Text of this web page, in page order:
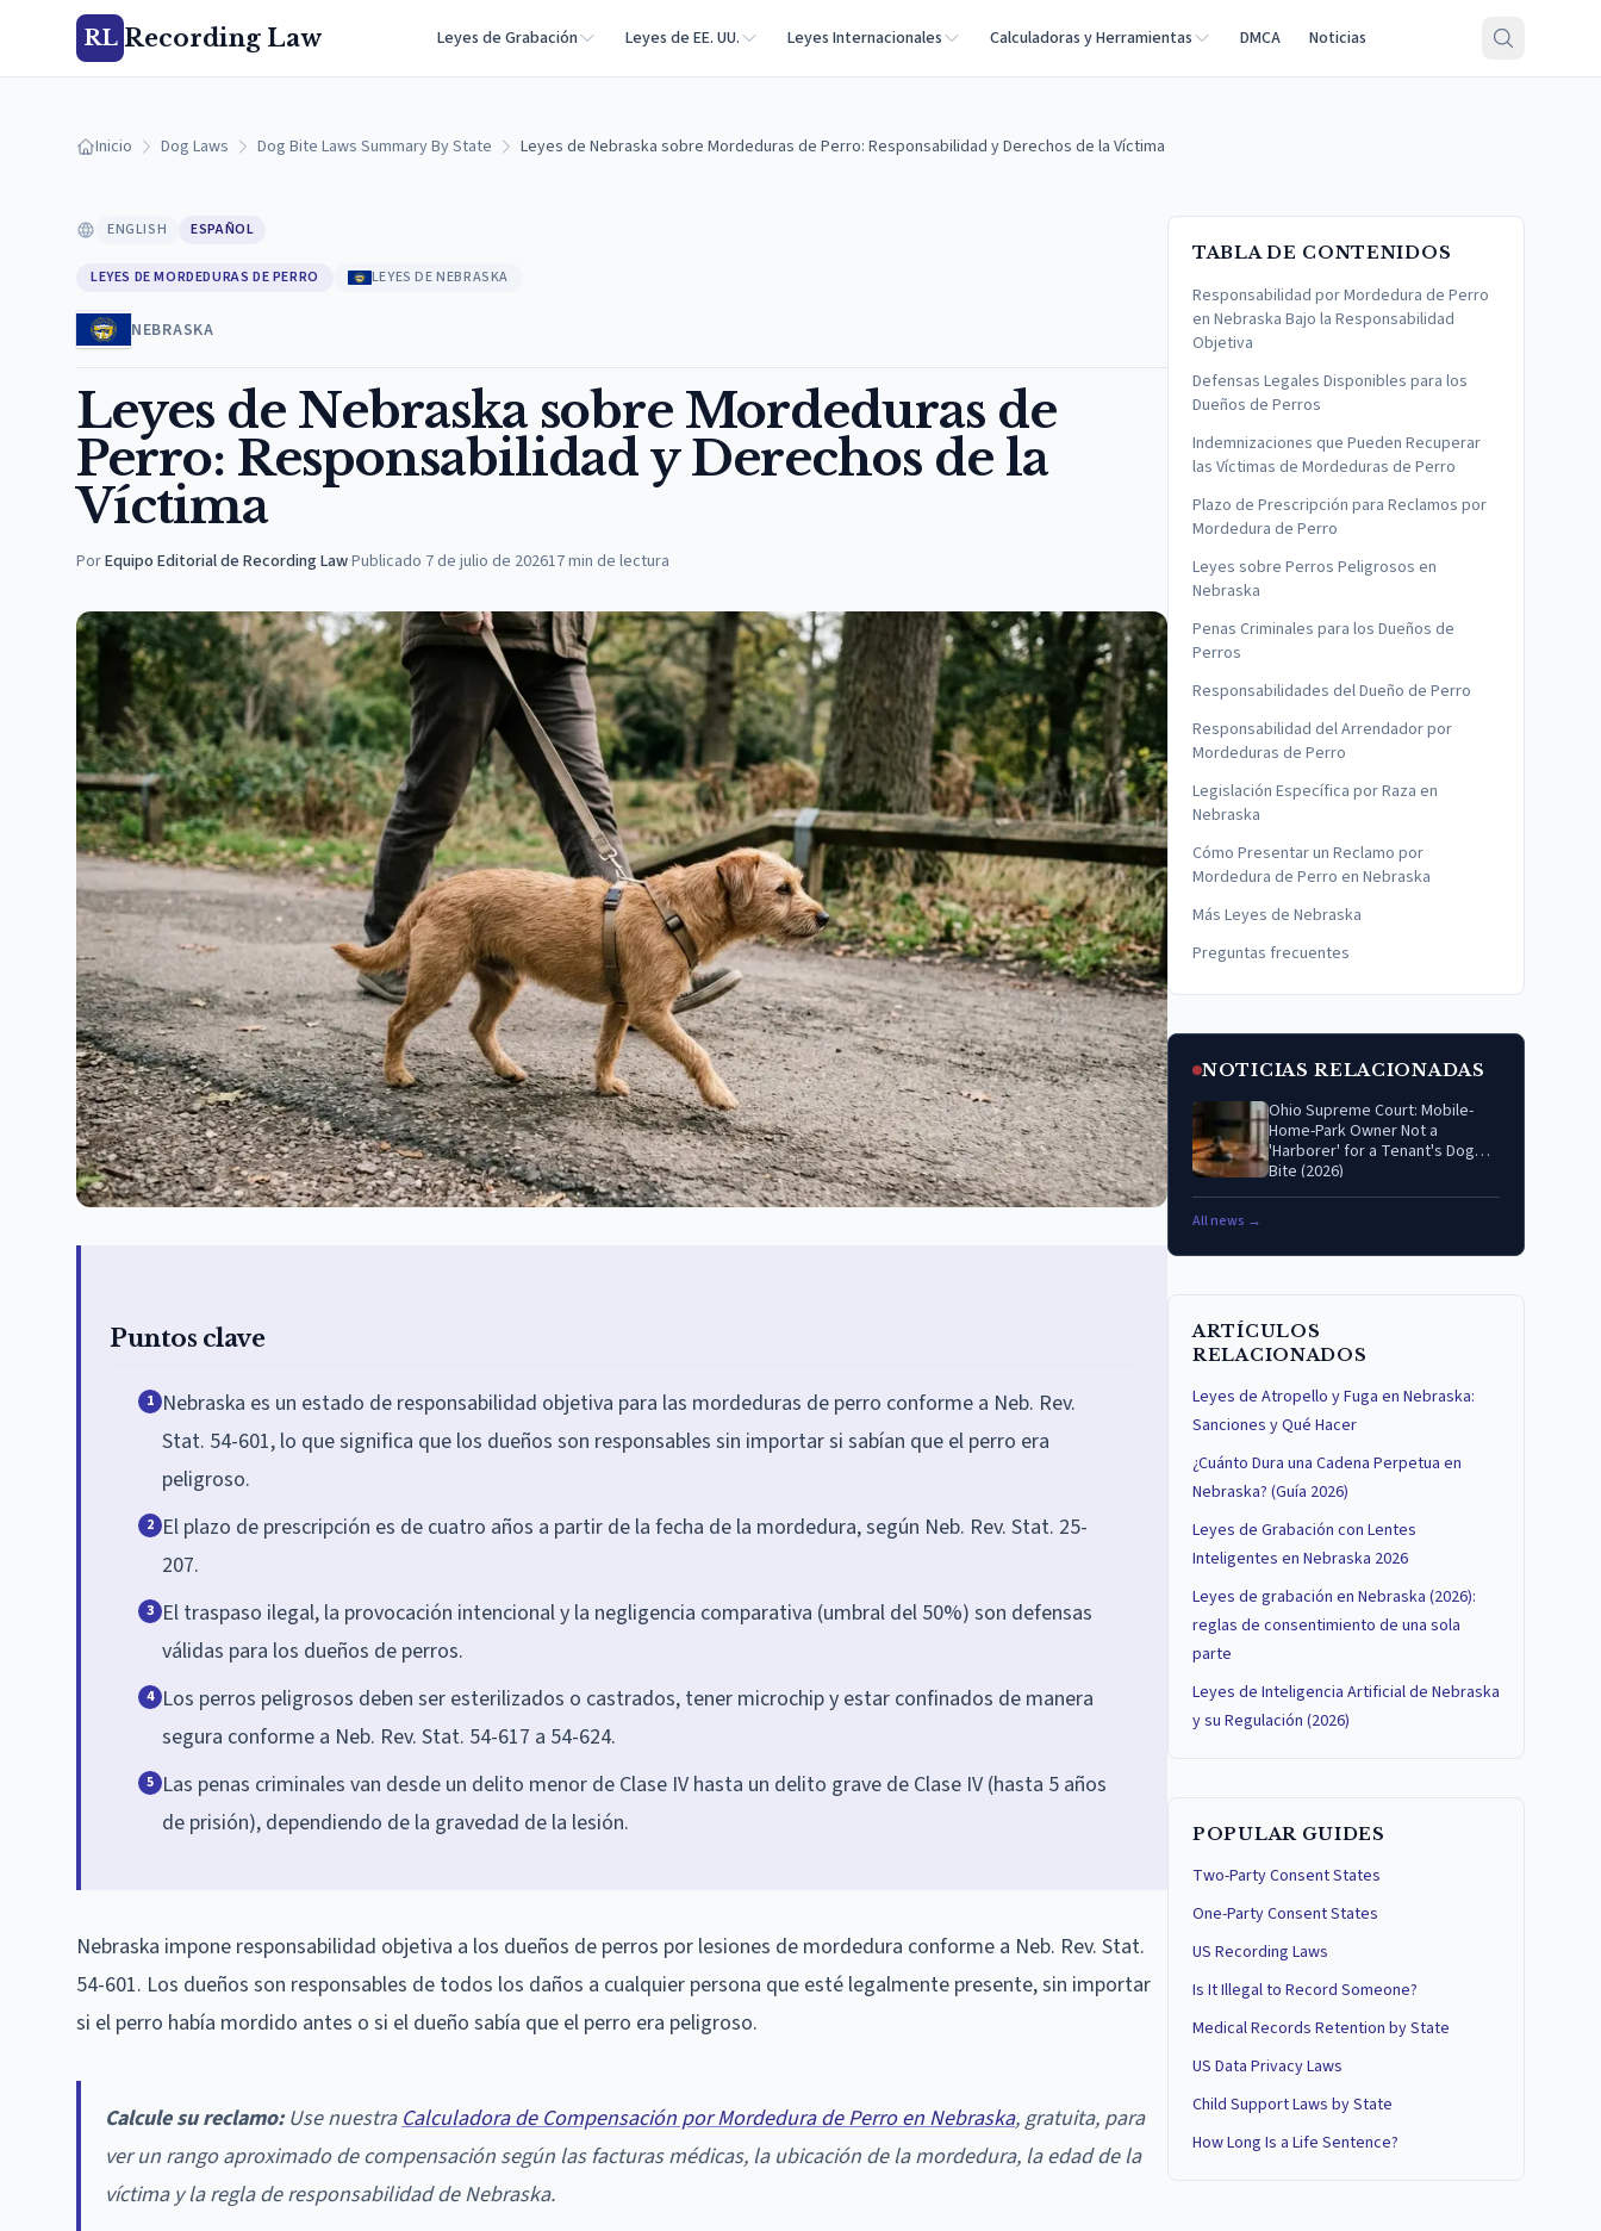
RL Recording Law Leyes de Grabación Leyes de EE. UU. Leyes Internacionales Calculadoras y Herramientas DMCA Noticias
Inicio Dog Laws Dog Bite Laws Summary By State Leyes de Nebraska sobre Mordeduras de Perro: Responsabilidad y Derechos de la Víctima
ENGLISH ESPAÑOL
LEYES DE MORDEDURAS DE PERRO LEYES DE NEBRASKA
NEBRASKA
Leyes de Nebraska sobre Mordeduras de
Perro: Responsabilidad y Derechos de la
Víctima
PorEquipo Editorial de Recording Law·Publicado 7 de julio de 202617min de lectura
Puntos clave
1 Nebraska es un estado de responsabilidad objetiva para las mordeduras de perro conforme a Neb. Rev.
Stat. 54-601, lo que significa que los dueños son responsables sin importar si sabían que el perro era
peligroso.
2 El plazo de prescripción es de cuatro años a partir de la fecha de la mordedura, según Neb. Rev. Stat. 25-
207.
3 El traspaso ilegal, la provocación intencional y la negligencia comparativa (umbral del 50%) son defensas
válidas para los dueños de perros.
4 Los perros peligrosos deben ser esterilizados o castrados, tener microchip y estar confinados de manera
segura conforme a Neb. Rev. Stat. 54-617 a 54-624.
5 Las penas criminales van desde un delito menor de Clase IV hasta un delito grave de Clase IV (hasta 5 años
de prisión), dependiendo de la gravedad de la lesión.
Nebraska impone responsabilidad objetiva a los dueños de perros por lesiones de mordedura conforme a Neb. Rev. Stat.
54-601. Los dueños son responsables de todos los daños a cualquier persona que esté legalmente presente, sin importar
si el perro había mordido antes o si el dueño sabía que el perro era peligroso.
Calcule su reclamo:Use nuestra Calculadora de Compensación por Mordedura de Perro en Nebraska, gratuita, para
ver un rango aproximado de compensación según las facturas médicas, la ubicación de la mordedura, la edad de la
víctima y la regla de responsabilidad de Nebraska.
TABLA DE CONTENIDOS
Responsabilidad por Mordedura de Perro
en Nebraska Bajo la Responsabilidad
Objetiva
Defensas Legales Disponibles para los
Dueños de Perros
Indemnizaciones que Pueden Recuperar
las Víctimas de Mordeduras de Perro
Plazo de Prescripción para Reclamos por
Mordedura de Perro
Leyes sobre Perros Peligrosos en
Nebraska
Penas Criminales para los Dueños de
Perros
Responsabilidades del Dueño de Perro
Responsabilidad del Arrendador por
Mordeduras de Perro
Legislación Específica por Raza en
Nebraska
Cómo Presentar un Reclamo por
Mordedura de Perro en Nebraska
Más Leyes de Nebraska
Preguntas frecuentes
NOTICIAS RELACIONADAS
Ohio Supreme Court: Mobile-
Home-Park Owner Not a
'Harborer' for a Tenant's Dog
Bite (2026)
All news →
ARTÍCULOS
RELACIONADOS
Leyes de Atropello y Fuga en Nebraska:
Sanciones y Qué Hacer
¿Cuánto Dura una Cadena Perpetua en
Nebraska? (Guía 2026)
Leyes de Grabación con Lentes
Inteligentes en Nebraska 2026
Leyes de grabación en Nebraska (2026):
reglas de consentimiento de una sola
parte
Leyes de Inteligencia Artificial de Nebraska
y su Regulación (2026)
POPULAR GUIDES
Two-Party Consent States
One-Party Consent States
US Recording Laws
Is It Illegal to Record Someone?
Medical Records Retention by State
US Data Privacy Laws
Child Support Laws by State
How Long Is a Life Sentence?